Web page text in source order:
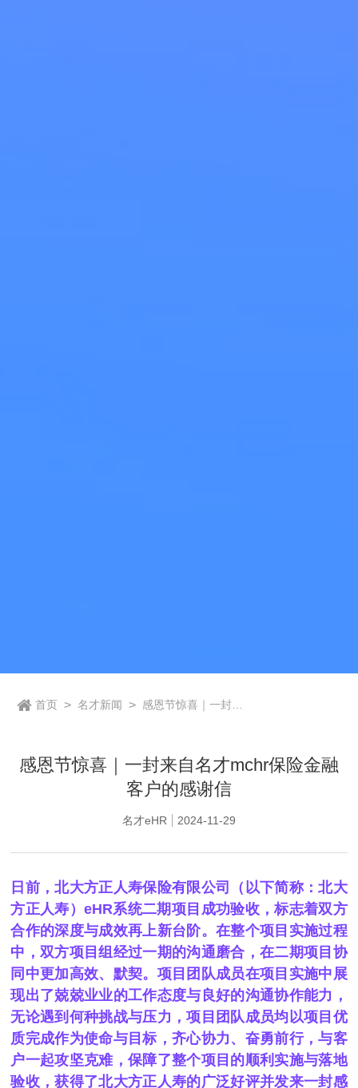
首页 > 名才新闻 > 感恩节惊喜｜一封来
感恩节惊喜｜一封来自名才mchr保险金融
客户的感谢信
名才eHR 2024-11-29
日前，北大方正人寿保险有限公司（以下简称：北大
方正人寿）eHR系统二期项目成功验收，标志着双方
合作的深度与成效再上新台阶。在整个项目实施过程
中，双方项目组经过一期的沟通磨合，在二期项目协
同中更加高效、默契。项目团队成员在项目实施中展
现出了兢兢业业的工作态度与良好的沟通协作能力，
无论遇到何种挑战与压力，项目团队成员均以项目优
质完成作为使命与目标，齐心协力、奋勇前行，与客
户一起攻坚克难，保障了整个项目的顺利实施与落地
验收，获得了北大方正人寿的广泛好评并发来一封感